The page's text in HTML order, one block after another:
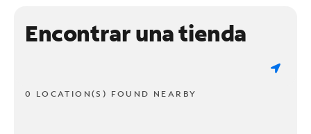
Encontrar una tienda
0 LOCATION(S) FOUND NEARBY